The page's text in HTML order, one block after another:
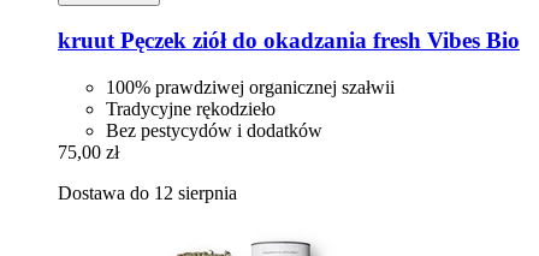
kruutPęczek ziół do okadzania fresh Vibes Bio
100% prawdziwej organicznej szałwii
Tradycyjne rękodzieło
Bez pestycydów i dodatków
75,00 zł
Dostawa do 12 sierpnia